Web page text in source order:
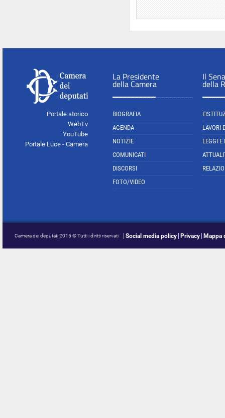
Portale storico
WebTv
YouTube
Portale Luce - Camera
La Presidente
della Camera
BIOGRAFIA
AGENDA
NOTIZIE
COMUNICATI
DISCORSI
FOTO/VIDEO
Il
della
LAVORI
LEGGI E
Camera dei deputati 2015 © Tutti i diritti riservati Social media policy Privacy Mappa